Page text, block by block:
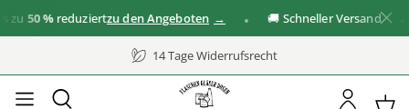
50 %reduziertzu den Angeboten 🚚 Schneller Versand
14 Tage Widerrufsrecht